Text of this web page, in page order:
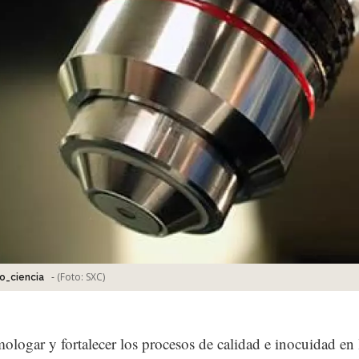
- (Foto: SXC)
y fortalecer los procesos de calidad e inocuidad en